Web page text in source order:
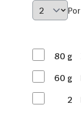
80 g
60 g
2